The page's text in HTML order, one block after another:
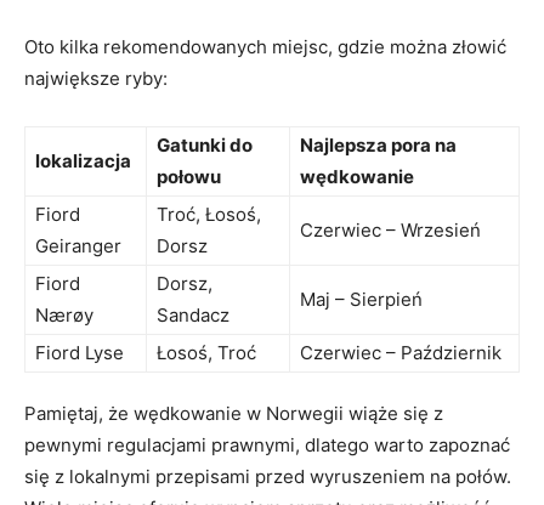
Oto kilka rekomendowanych miejsc, gdzie można złowić
największe ryby:
lokalizacja
Gatunki do
połowu
Najlepsza pora na
wędkowanie
Fiord
Geiranger
Troć, Łosoś,
Dorsz
Czerwiec – Wrzesień
Fiord
Nærøy
Dorsz,
Sandacz
Maj – Sierpień
Fiord Lyse Łosoś, Troć Czerwiec – Październik
Pamiętaj, że wędkowanie w Norwegii wiąże się z
pewnymi regulacjami prawnymi, dlatego warto zapoznać
się z lokalnymi przepisami przed wyruszeniem na połów.